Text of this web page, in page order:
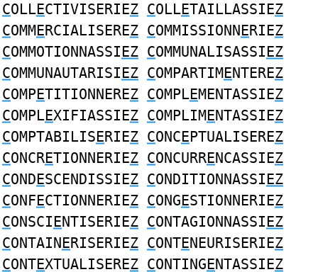
COLLECTIVISERIEZ COLLETAILLASSIEZ
COMMERCIALISEREZ COMMISSIONNERIEZ
COMMOTIONNASSIEZ COMMUNALISASSIEZ
COMMUNAUTARISIEZ COMPARTIMENTEREZ
COMPETITIONNEREZ COMPLEMENTASSIEZ
COMPLEXIFIASSIEZ COMPLIMENTASSIEZ
COMPTABILISERIEZ CONCEPTUALISEREZ
CONCRETIONNERIEZ CONCURRENCASSIEZ
CONDESCENDISSIEZ CONDITIONNASSIEZ
CONFECTIONNERIEZ CONGESTIONNERIEZ
CONSCIENTISERIEZ CONTAGIONNASSIEZ
CONTAINERISERIEZ CONTENEURISERIEZ
CONTEXTUALISEREZ CONTINGENTASSIEZ